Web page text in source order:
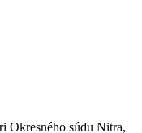
Okresného súdu Nitra,